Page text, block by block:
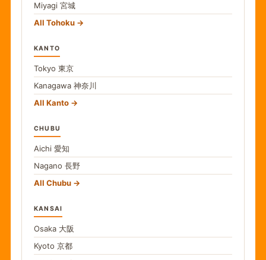
Miyagi 宮城
All Tohoku
KANTO
Tokyo 東京
Kanagawa 神奈川
All Kanto
CHUBU
Aichi 愛知
Nagano 長野
All Chubu
KANSAI
Osaka 大阪
Kyoto 京都